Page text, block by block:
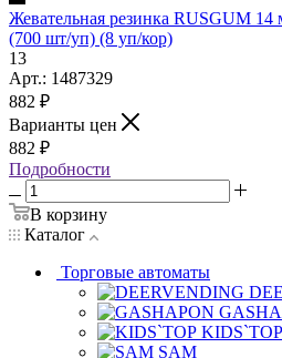
Жевательная резинка RUSGUM
(700 шт/уп) (8 уп/кор)
13
Арт.: 1487329
882 ₽
Варианты цен
882 ₽
Подробности
В корзину
Каталог
Торговые автоматы
KIDS`TOP
SAM